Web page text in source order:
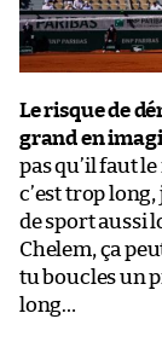
Le risque de
grand en
pas qu’il faut
c’est trop long,
de sport aussi
Chelem, ça
tu boucles un
long…